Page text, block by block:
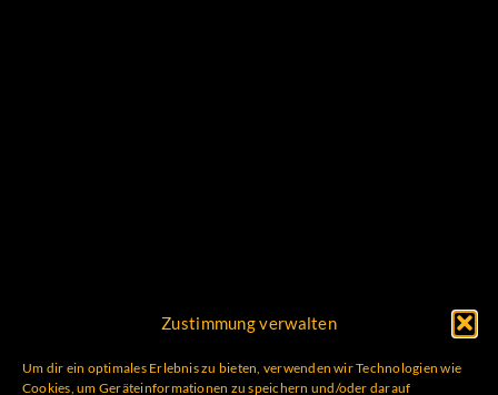
Zustimmung verwalten
Um dir ein optimales Erlebnis zu bieten, verwenden wir Technologien wie
Cookies, um Geräteinformationen zu speichern und/oder darauf